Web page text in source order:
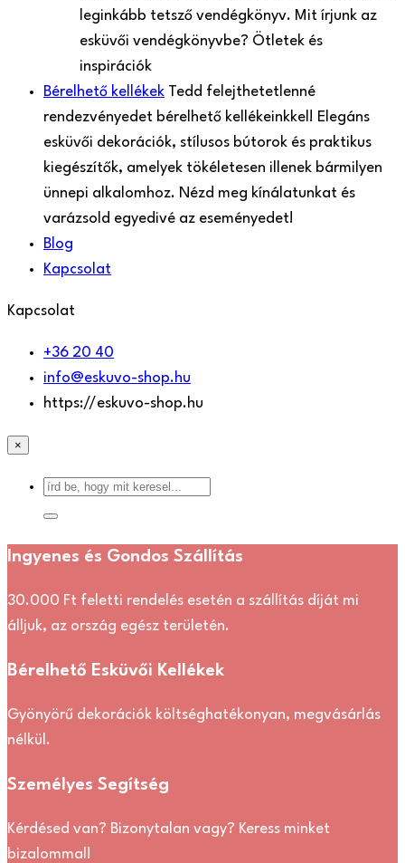
leginkább tetsző vendégkönyv. Mit írjunk az
esküvői vendégkönyvbe? Ötletek és
inspirációk
Bérelhető kellékek Tedd felejthetetlenné
rendezvényedet bérelhető kellékeinkkel! Elegáns
esküvői dekorációk, stílusos bútorok és praktikus
kiegészítők, amelyek tökéletesen illenek bármilyen
ünnepi alkalomhoz. Nézd meg kínálatunkat és
varázsold egyedivé az eseményedet!
Blog
Kapcsolat
Kapcsolat
+36 20 40
info@eskuvo-shop.hu
https://eskuvo-shop.hu
×
Ingyenes és Gondos Szállítás
30.000 Ft feletti rendelés esetén a szállítás díját mi
álljuk, az ország egész területén.
Bérelhető Esküvői Kellékek
Gyönyörű dekorációk költséghatékonyan, megvásárlás
nélkül.
Személyes Segítség
Kérdésed van? Bizonytalan vagy? Keress minket
bizalommal!